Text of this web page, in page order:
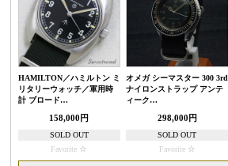
HAMILTON／ハミルトン ミ
リタリーウォッチ／軍用時
計 ブロード…
158,000円
SOLD OUT
Favorite
オメガ シーマスター 300 3rd
ナイロンストラップ アンテ
ィーク…
298,000円
SOLD OUT
Favorite